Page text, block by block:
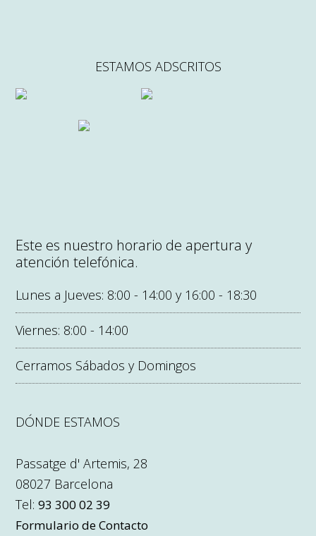
ESTAMOS ADSCRITOS
Este es nuestro horario de apertura y
atención telefónica.
Lunes a Jueves: 8:00 - 14:00 y 16:00 - 18:30
Viernes: 8:00 - 14:00
Cerramos Sábados y Domingos
DÓNDE ESTAMOS
Passatge d' Artemis, 28
08027 Barcelona
Tel:93 300 02 39
Formulario de Contacto